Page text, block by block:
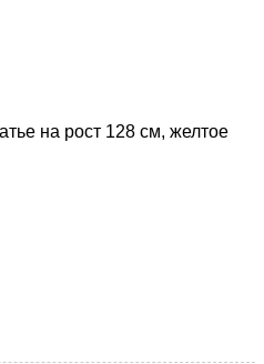
на рост 128 см, желтое